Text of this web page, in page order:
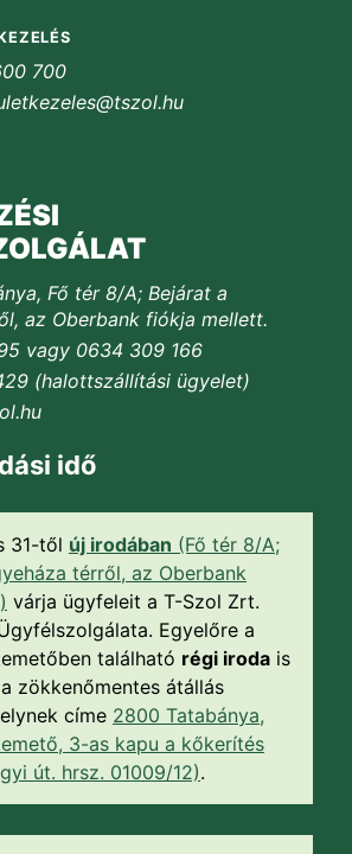
700
Fő tér 8/A; Bejárat a
az Oberbank fiókja mellett.
vagy 0634 309 166
(halottszállítási ügyelet)
idő
31-től új irodában (Fő tér 8/A;
térről, az Oberbank
várja ügyfeleit a T-Szol Zrt.
Egyelőre a
található régi iroda is
zökkenőmentes átállás
címe 2800 Tatabánya,
3-as kapu a kőkerítés
út. hrsz. 01009/12).